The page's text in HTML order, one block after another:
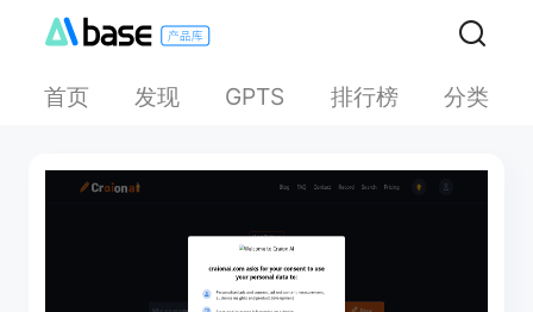
首页 发现 GPTS 排行榜 分类